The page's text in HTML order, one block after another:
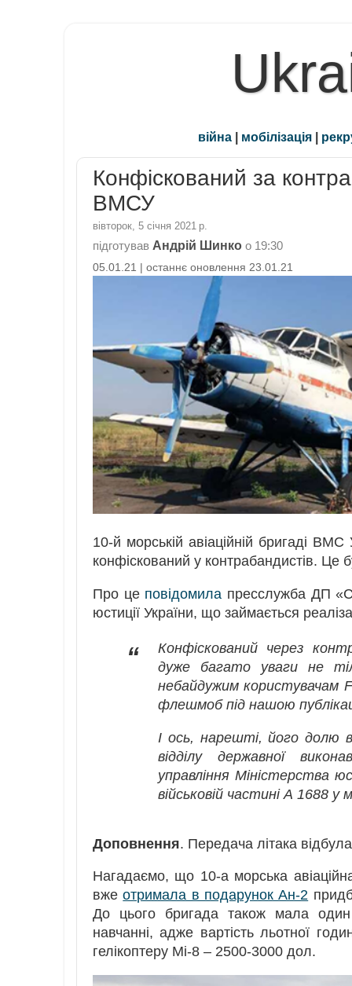
війна | мобілізація |
Конфіскований за
ВМСУ
вівторок, 5 січня 2021 р.
підготував Андрій Шинко о 19:30
05.01.21 | останнє оновлення 23.01.21
10-й морській авіаційній бригаді
конфіскований у контрабандистів. Це
Про це повідомила пресслужба ДП
юстиції України, що займається
“
Конфіскований через
дуже багато уваги не
небайдужим користувачам
флешмоб під нашою
І ось, нарешті, його долю
відділу державної
управління Міністерства
військовій частині А 1688 у
Доповнення. Передача літака
Нагадаємо, що 10-а морська
вжеотримала в подарунок Ан-2
До цього бригада також мала один
навчанні, адже вартість льотної
гелікоптеру Мі-8 – 2500-3000 дол.